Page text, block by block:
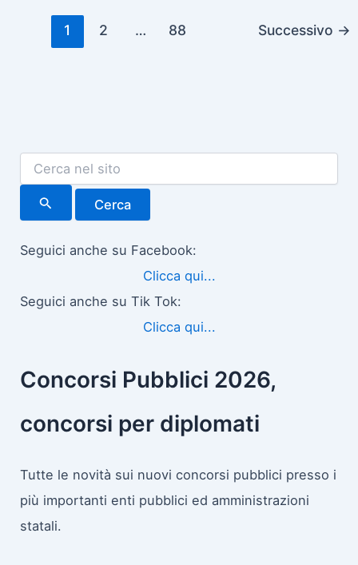
1 2 … 88 Successivo →
C
r
a
Seguici anche su Facebook:
Clicca qui...
Seguici anche su Tik Tok:
Clicca qui...
Concorsi Pubblici 2026,
concorsi per diplomati
Tutte le novità sui nuovi concorsi pubblici presso i
più importanti enti pubblici ed amministrazioni
statali.